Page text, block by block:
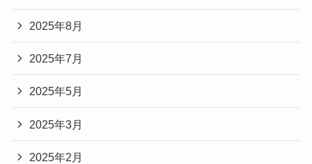
2025年8月
2025年7月
2025年5月
2025年3月
2025年2月